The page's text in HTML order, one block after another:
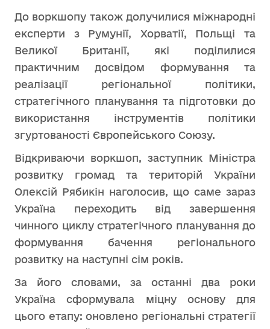
До воркшопу також долучилися міжнародні
експерти з Румунії, Хорватії, Польщі та
Великої Британії, які поділилися
практичним досвідом формування та
реалізації регіональної політики,
стратегічного планування та підготовки до
використання інструментів політики
згуртованості Європейського Союзу.
Відкриваючи воркшоп, заступник Міністра
розвитку громад та територій України
Олексій Рябикін наголосив, що саме зараз
Україна переходить від завершення
чинного циклу стратегічного планування до
формування бачення регіонального
розвитку на наступні сім років.
За його словами, за останні два роки
Україна сформувала міцну основу для
цього етапу: оновлено регіональні стратегії